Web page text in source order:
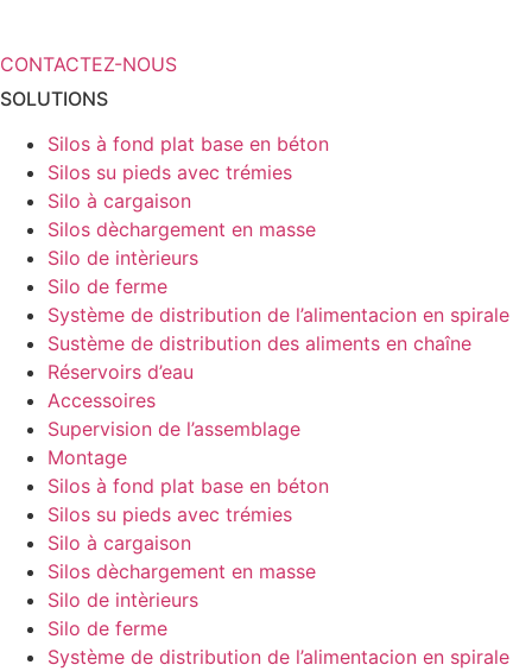
CONTACTEZ-NOUS
SOLUTIONS
Silos à fond plat base en béton
Silos su pieds avec trémies
Silo à cargaison
Silos dèchargement en masse
Silo de intèrieurs
Silo de ferme
Système de distribution de l’alimentacion en spirale
Sustème de distribution des aliments en chaîne
Réservoirs d’eau
Accessoires
Supervision de l’assemblage
Montage
Silos à fond plat base en béton
Silos su pieds avec trémies
Silo à cargaison
Silos dèchargement en masse
Silo de intèrieurs
Silo de ferme
Système de distribution de l’alimentacion en spirale